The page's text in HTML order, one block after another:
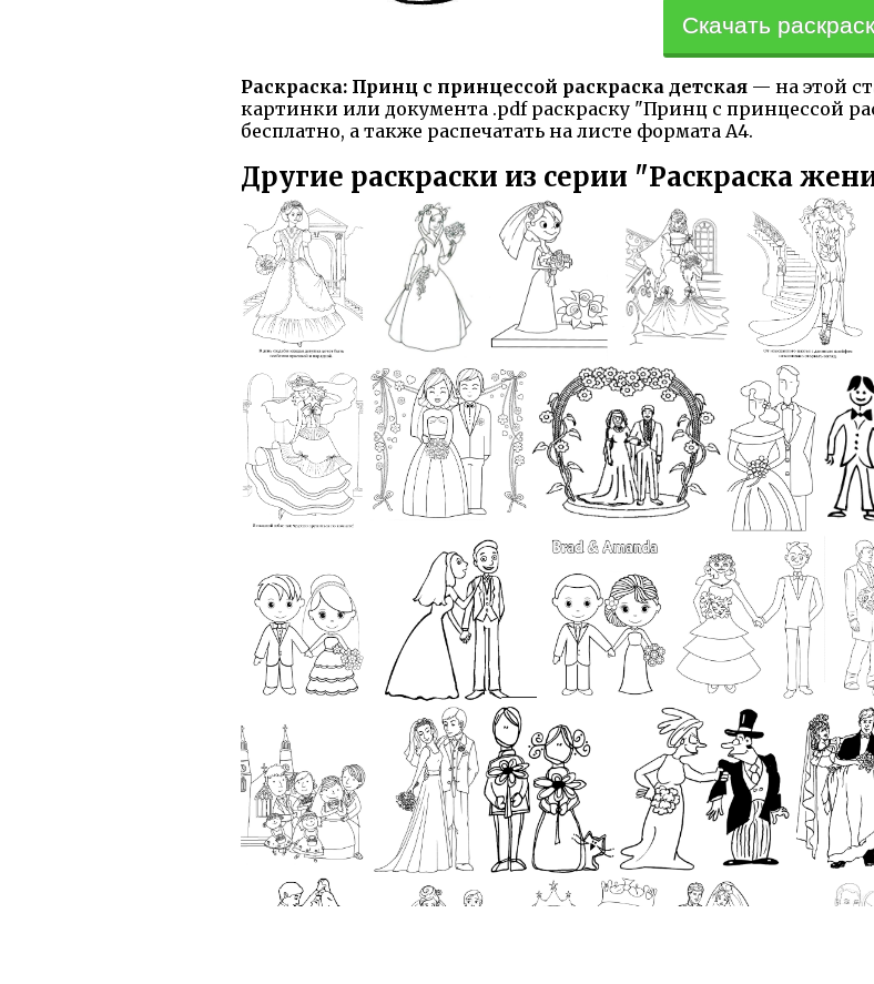
Скачать
Раскраска: Принц с принцессой раскраска детская — на этой
картинки или документа .pdf раскраску "Принц с принцессой
бесплатно, а также распечатать на листе формата А4.
Другие раскраски из серии "Раскраска